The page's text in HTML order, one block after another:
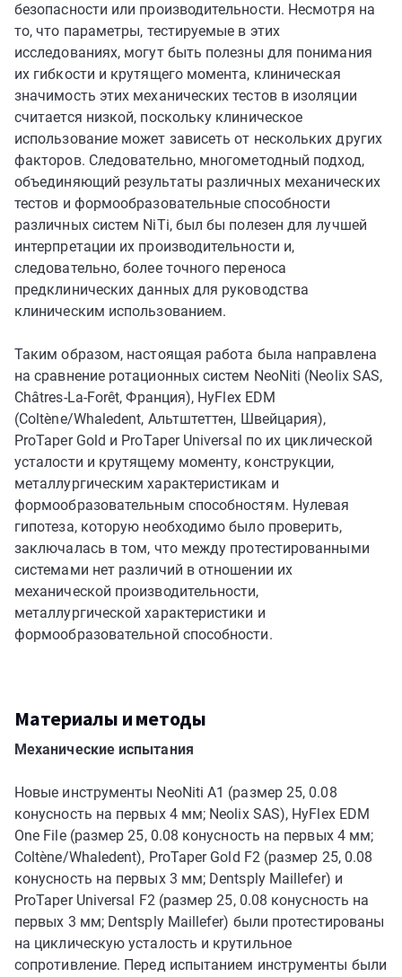
безопасности или производительности. Несмотря на
то, что параметры, тестируемые в этих
исследованиях, могут быть полезны для понимания
их гибкости и крутящего момента, клиническая
значимость этих механических тестов в изоляции
считается низкой, поскольку клиническое
использование может зависеть от нескольких других
факторов. Следовательно, многометодный подход,
объединяющий результаты различных механических
тестов и формообразовательные способности
различных систем NiTi, был бы полезен для лучшей
интерпретации их производительности и,
следовательно, более точного переноса
предклинических данных для руководства
клиническим использованием.
Таким образом, настоящая работа была направлена
на сравнение ротационных систем NeoNiti (Neolix SAS,
Châtres-La-Forêt, Франция), HyFlex EDM
(Coltène/Whaledent, Альтштеттен, Швейцария),
ProTaper Gold и ProTaper Universal по их циклической
усталости и крутящему моменту, конструкции,
металлургическим характеристикам и
формообразовательным способностям. Нулевая
гипотеза, которую необходимо было проверить,
заключалась в том, что между протестированными
системами нет различий в отношении их
механической производительности,
металлургической характеристики и
формообразовательной способности.
Материалы и методы
Механические испытания
Новые инструменты NeoNiti A1 (размер 25, 0.08
конусность на первых 4 мм; Neolix SAS), HyFlex EDM
One File (размер 25, 0.08 конусность на первых 4 мм;
Coltène/Whaledent), ProTaper Gold F2 (размер 25, 0.08
конусность на первых 3 мм; Dentsply Maillefer) и
ProTaper Universal F2 (размер 25, 0.08 конусность на
первых 3 мм; Dentsply Maillefer) были протестированы
на циклическую усталость и крутильное
сопротивление. Перед испытанием инструменты были